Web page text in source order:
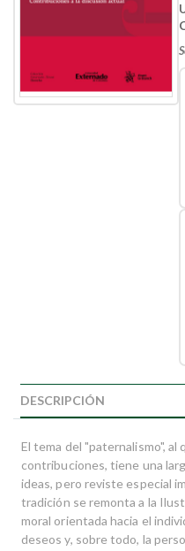
DESCRIPCIÓN
El tema del "paternalismo",
contribuciones, tiene una
ideas, pero reviste especial
tradición se remonta a la
moral orientada hacia el
deseos y, sobre todo, la